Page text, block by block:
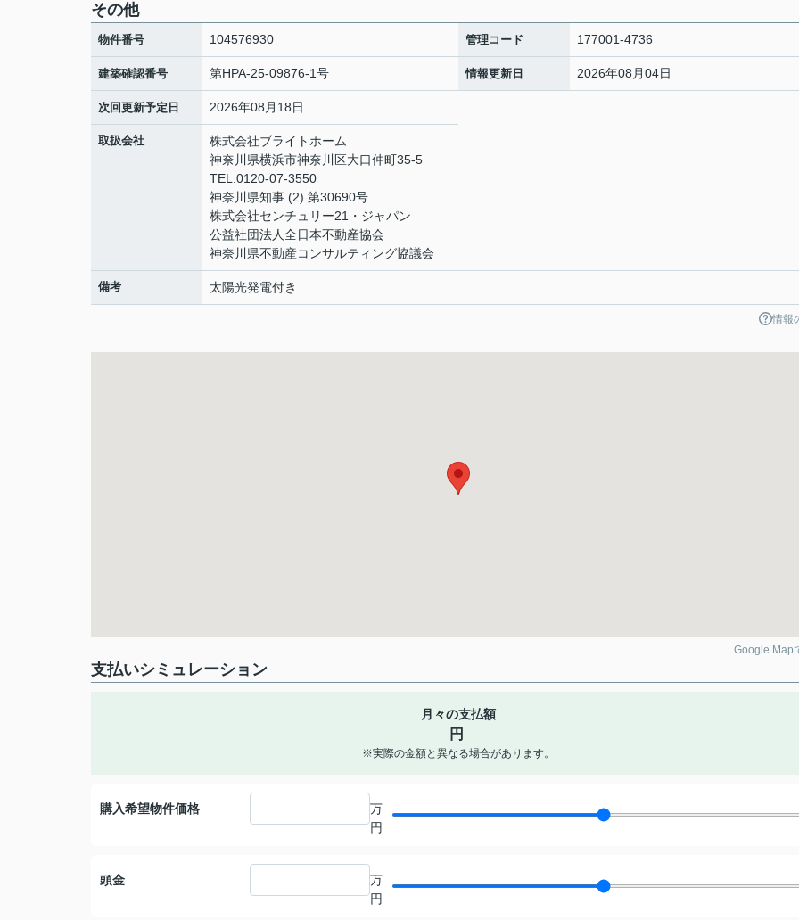
その他
物件番号 104576930 管理コード 177001-4736
建築確認番号 第HPA-25-09876-1号 情報更新日 2026年08月04日
次回更新予定日 2026年08月18日
取扱会社
株式会社ブライトホーム
神奈川県横浜市神奈川区大口仲町35-5
TEL:0120-07-3550
神奈川県知事 (2) 第30690号
株式会社センチュリー21・ジャパン
公益社団法人全日本不動産協会
神奈川県不動産コンサルティング協議会
備考 太陽光発電付き
情報
Google Map
支払いシミュレーション
月々の支払額
円
※実際の金額と異なる場合があります。
購入希望物件価格
万
円
頭金
万
円